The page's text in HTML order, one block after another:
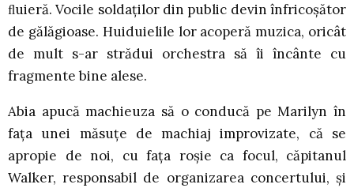
ﬂuieră. Vocile soldaților din public devin înfricoșător
de gălăgioase. Huiduielile lor acoperă muzica, oricât
de mult s-ar strădui orchestra să îi încânte cu
fragmente bine alese.
Abia apucă machieuza să o conducă pe Marilyn în
fața unei măsuțe de machiaj improvizate, că se
apropie de noi, cu fața roșie ca focul, căpitanul
Walker, responsabil de organizarea concertului, și